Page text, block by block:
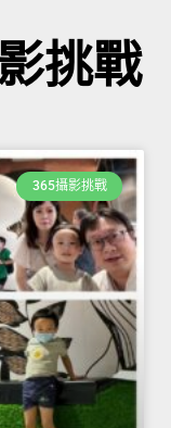
挑戰
365攝影挑戰